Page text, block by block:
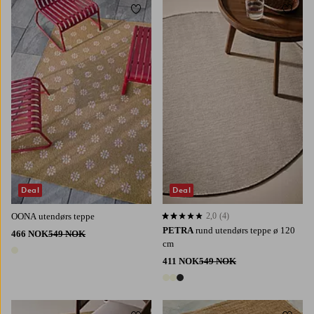
OONA utendørs teppe
466 NOK549 NOK
Deal
Legg til favoritter
80X150160X230 200X290
PETRA rund utendørs teppe ø 120
cm
411 NOK549 NOK
3 farger
2,0 basert på 4 karaktergivninger
2,0 (4)
Deal
Legg